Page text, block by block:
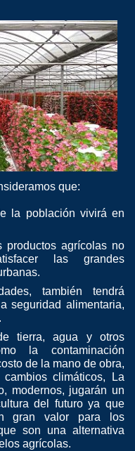
que:
la población vivirá en
agrícolas no
las grandes
también tendrá
seguridad alimentaria,
tierra, agua y otros
la contaminación
de la mano de obra,
climáticos,
La
modernos, jugarán un
del futuro ya que
gran valor para los
son una alternativa
agrícolas.